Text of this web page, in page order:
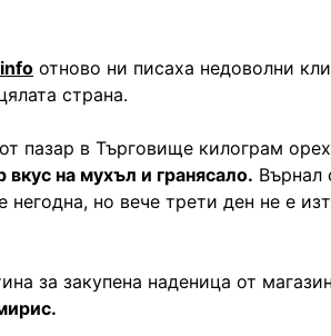
отново ни писаха недоволни
страна.
пазар в Търговище килограм
вкус на мухъл и гранясало. Върнал
негодна, но вече трети ден не е
за закупена наденица от